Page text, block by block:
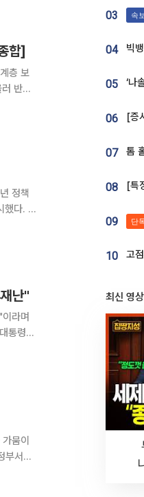
합]
층 보
반복
하며
정책
했다. 이
표적
난"
라며
통령은
크게
뭄이
부서울
하기
03 속보
04
05
06
07
08
09 단
10 고
최신 영상